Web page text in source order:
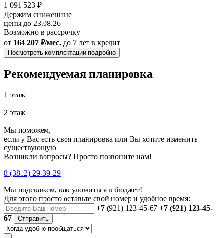
1 091 523 ₽
Держим сниженные
цены до 23.08.26
Возможно в рассрочку
от 164 207 ₽/мес. до 7 лет в кредит
Посмотреть комплектации подробно
Рекомендуемая планировка
1 этаж
2 этаж
Мы поможем,
если у Вас есть своя планировка или Вы хотите изменить
существующую
Возникли вопросы? Просто позвоните нам!
8 (3812) 29-39-29
Мы подскажем, как уложиться в бюджет!
Для этого просто оставьте свой номер и удобное время:
+7 (921) 123-45-67 +7 (921) 123-45-
67
Отправить